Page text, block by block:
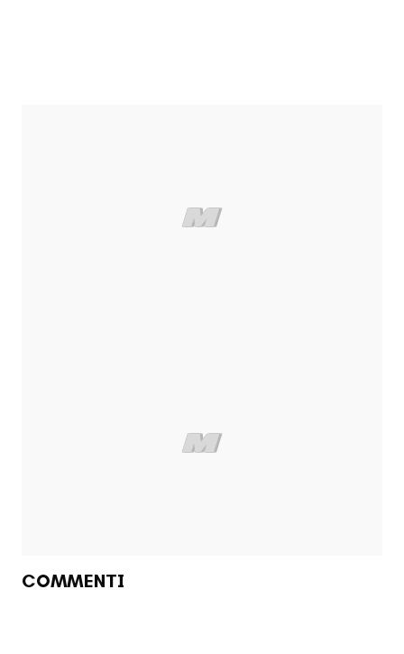
COMMENTI